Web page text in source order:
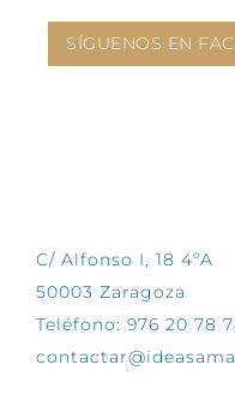
SÍGUENOS EN
C/ Alfonso I, 18 4ºA
50003 Zaragoza
Teléfono: 976 20 78